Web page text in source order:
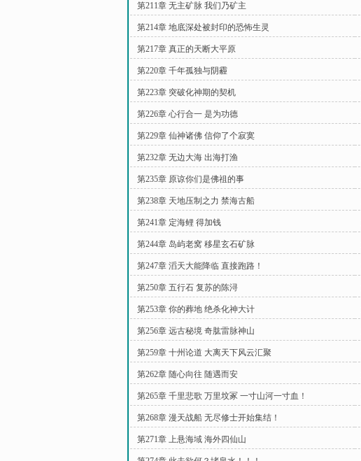
第211章 无主矿脉 我们乃矿主
第214章 地底深处被封印的恐怖生灵
第217章 真正的天断大平原
第220章 千年孤独与阴霾
第223章 突破化神期的契机
第226章 心行合一 是为功德
第229章 仙神诸佛 信仰了个寂寞
第232章 无边大海 出海打渔
第235章 原谅你们是佛祖的事
第238章 天地压制之力 禁海古船
第241章 定海鲤 得加钱
第244章 岛屿老窝 移星玄石矿脉
第247章 滔天大能降临 直接跑路！
第250章 五行石 复苏的陈浔
第253章 你的葬地 绝杀化神大计
第256章 远古秘境 奇肱雷脉神山
第259章 十州论道 大离天下风云汇聚
第262章 随心向往 随遇而安
第265章 千里悲歌 万里坟冢 一寸山河一寸血！
第268章 漫天战船 无尽修士开始集结！
第271章 上悬海域 海外四仙山